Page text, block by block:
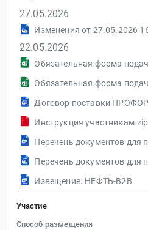
27.05.2026
22.05.2026
Инструкция участникам.zip
Извещение. НЕФТЬ-B2B
Участие
Способ размещения